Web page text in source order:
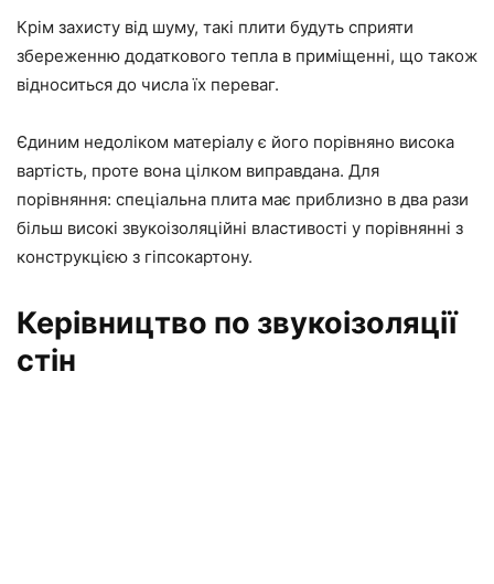
Крім захисту від шуму, такі плити будуть сприяти
збереженню додаткового тепла в приміщенні, що також
відноситься до числа їх переваг.
Єдиним недоліком матеріалу є його порівняно висока
вартість, проте вона цілком виправдана. Для
порівняння: спеціальна плита має приблизно в два рази
більш високі звукоізоляційні властивості у порівнянні з
конструкцією з гіпсокартону.
Керівництво по звукоізоляції
стін